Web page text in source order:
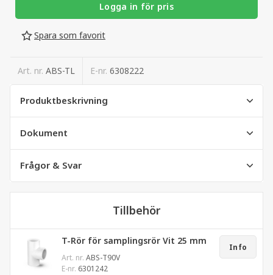
Logga in för pris
Spara som favorit
Art. nr. ABS-TL E-nr. 6308222
Produktbeskrivning
Dokument
Frågor & Svar
Tillbehör
T-Rör för samplingsrör Vit 25 mm
Art. nr. ABS-T90V
E-nr. 6301242
Info